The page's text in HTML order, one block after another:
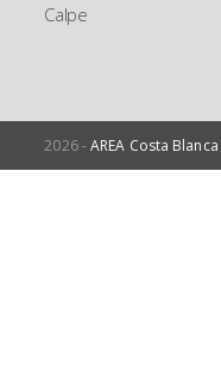
Calpe
2026 -AREA Costa Blanca